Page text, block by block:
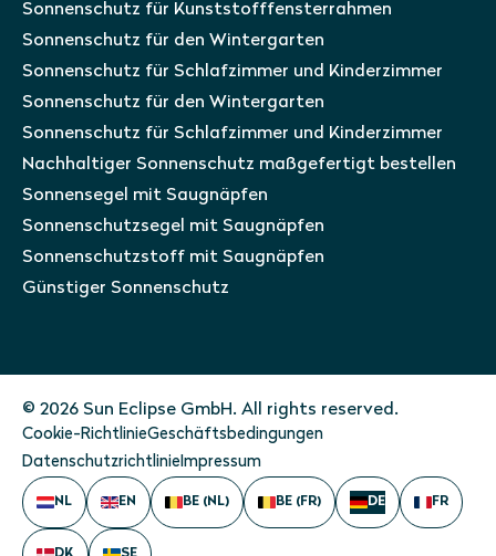
Sonnenschutz für Kunststofffensterrahmen
Sonnenschutz für den Wintergarten
Sonnenschutz für Schlafzimmer und Kinderzimmer
Sonnenschutz für den Wintergarten
Sonnenschutz für Schlafzimmer und Kinderzimmer
Nachhaltiger Sonnenschutz maßgefertigt bestellen
Sonnensegel mit Saugnäpfen
Sonnenschutzsegel mit Saugnäpfen
Sonnenschutzstoff mit Saugnäpfen
Günstiger Sonnenschutz
© 2026 Sun Eclipse GmbH. All rights reserved.
Cookie-RichtlinieGeschäftsbedingungen
DatenschutzrichtlinieImpressum
NL EN BE (NL) BE (FR) DE FR